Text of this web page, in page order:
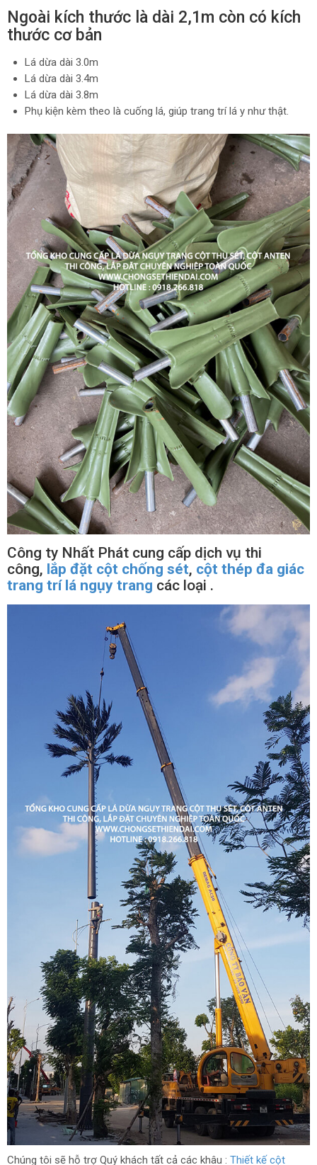
Ngoài kích thước là dài 2,1m còn có kích
thước cơ bản
Lá dừa dài 3.0m
Lá dừa dài 3.4m
Lá dừa dài 3.8m
Phụ kiện kèm theo là cuống lá, giúp trang trí lá y như thật.
Công ty Nhất Phát cung cấp dịch vụ thi
công, lắp đặt cột chống sét, cột thép đa giác
trang trí lá ngụy trang các loại .
Chúng tôi sẽ hỗ trợ Quý khách tất cả các khâu : Thiết kế cột